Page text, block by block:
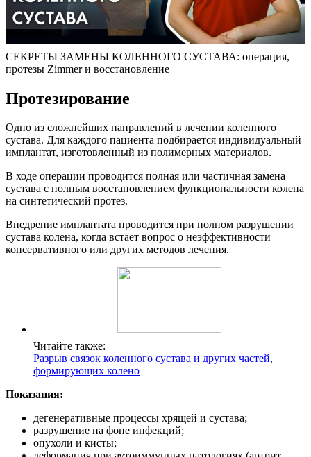
СЕКРЕТЫ ЗАМЕНЫ КОЛЕННОГО СУСТАВА: операция,
протезы Zimmer и восстановление
Протезирование
Одно из сложнейших направлений в лечении коленного
сустава. Для каждого пациента подбирается индивидуальный
имплантат, изготовленный из полимерных материалов.
В ходе операции проводится полная или частичная замена
сустава с полным восстановлением функциональности колена
на синтетический протез.
Внедрение имплантата проводится при полном разрушении
сустава колена, когда встает вопрос о неэффективности
консервативного или других методов лечения.
Читайте также:
Разрыв связок коленного сустава и других частей,
формирующих колено
Показания:
дегенеративные процессы хрящей и сустава;
разрушение на фоне инфекций;
опухоли и кисты;